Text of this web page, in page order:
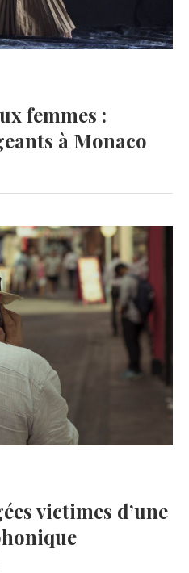
femmes :
à Monaco
victimes d’une